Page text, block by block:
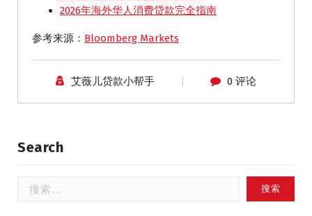
2026年海外华人消费贷款完全指南
参考来源： Bloomberg Markets
艾薇儿贷款小帮手 0 评论
Search
索：